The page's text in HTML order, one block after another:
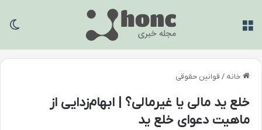
خانه / قوانین حقوقی
خلع ید مالی یا غیرمالی؟ | ابهام‌زدایی از
ماهیت دعوای خلع ید